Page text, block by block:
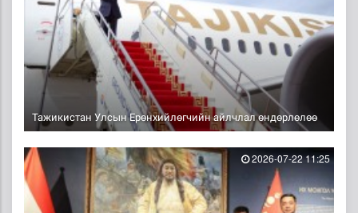
Тажикистан Улсын Ерөнхийлөгчийн айлчлал өндөрлөлөө
2026-07-22 11:25